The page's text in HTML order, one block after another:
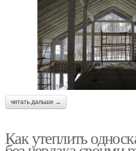
читать дальше →
Как утеплить